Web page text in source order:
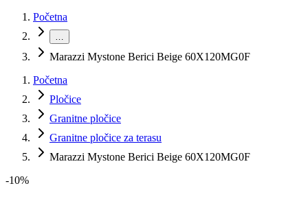
Početna
…
Marazzi Mystone Berici Beige 60X120MG0F
Početna
Pločice
Granitne pločice
Granitne pločice za terasu
Marazzi Mystone Berici Beige 60X120MG0F
-10%